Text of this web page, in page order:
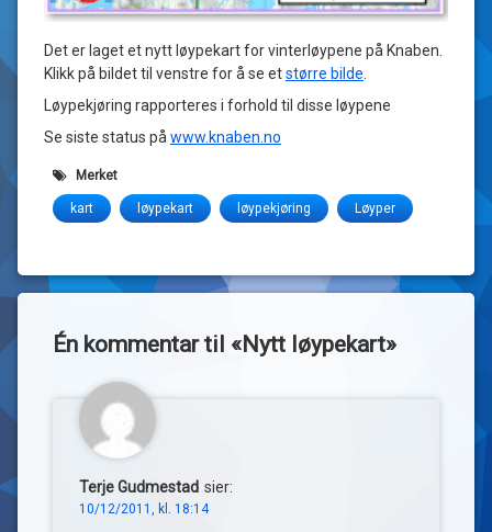
Det er laget et nytt løypekart for vinterløypene på Knaben.
Klikk på bildet til venstre for å se etstørre bilde
Løypekjøring rapporteres i forhold til disse løypene
Se siste status på www.knaben.no
Merket
kart løypekart løypekjøring Løyper
Én kommentar til «Nytt løypekart»
Terje Gudmestad sier:
10/12/2011, kl. 18:14